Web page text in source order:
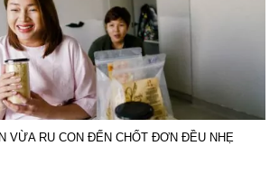
VỪA RU CON ĐẾN CHỐT ĐƠN ĐỀU NHẸ